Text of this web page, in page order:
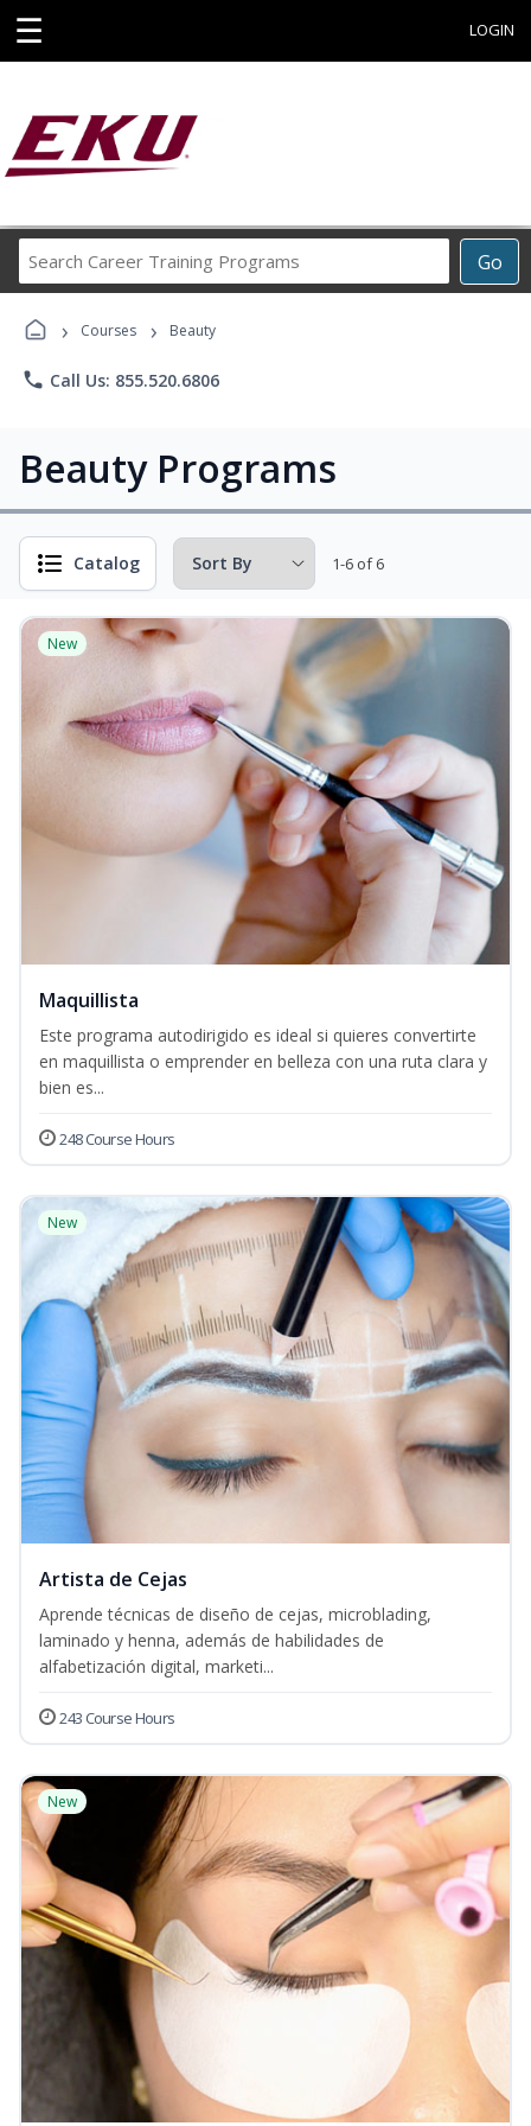
☰ LOGIN
Go
Career
› Courses › Beauty
phone Call Us: 855.520.6806
Beauty Programs
Catalog 1-6 of 6
New
Maquillista
Este programa autodirigido es ideal si quieres convertirte
en maquillista o emprender en belleza con una ruta clara y
bien es...
248 Course Hours
New
Artista de Cejas
Aprende técnicas de diseño de cejas, microblading,
laminado y henna, además de habilidades de
alfabetización digital, marketi...
243 Course Hours
New